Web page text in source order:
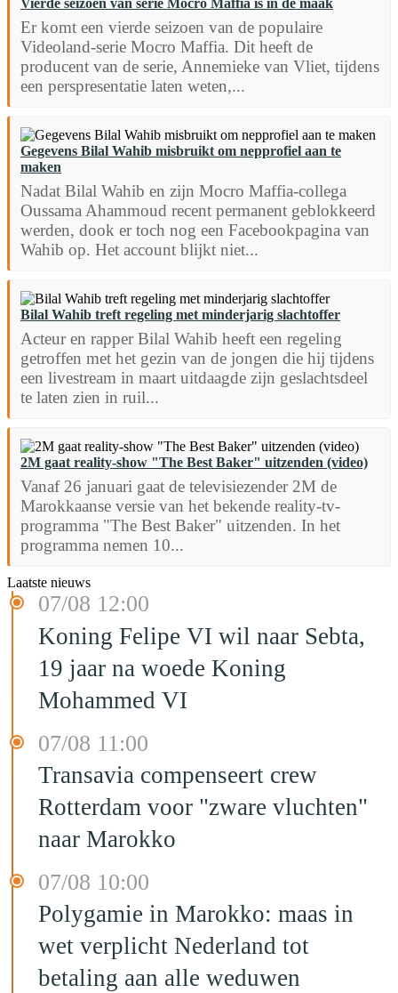
Vierde seizoen van serie Mocro Maffia is in de maak
Er komt een vierde seizoen van de populaire
Videoland-serie Mocro Maffia. Dit heeft de
producent van de serie, Annemieke van Vliet, tijdens
een perspresentatie laten weten,...
Gegevens Bilal Wahib misbruikt om nepprofiel aan te
maken
Nadat Bilal Wahib en zijn Mocro Maffia-collega
Oussama Ahammoud recent permanent geblokkeerd
werden, dook er toch nog een Facebookpagina van
Wahib op. Het account blijkt niet...
Bilal Wahib treft regeling met minderjarig slachtoffer
Acteur en rapper Bilal Wahib heeft een regeling
getroffen met het gezin van de jongen die hij tijdens
een livestream in maart uitdaagde zijn geslachtsdeel
te laten zien in ruil...
2M gaat reality-show "The Best Baker" uitzenden (video)
Vanaf 26 januari gaat de televisiezender 2M de
Marokkaanse versie van het bekende reality-tv-
programma "The Best Baker" uitzenden. In het
programma nemen 10...
Laatste nieuws
07/08 12:00
Koning Felipe VI wil naar Sebta,
19 jaar na woede Koning
Mohammed VI
07/08 11:00
Transavia compenseert crew
Rotterdam voor "zware vluchten"
naar Marokko
07/08 10:00
Polygamie in Marokko: maas in
wet verplicht Nederland tot
betaling aan alle weduwen